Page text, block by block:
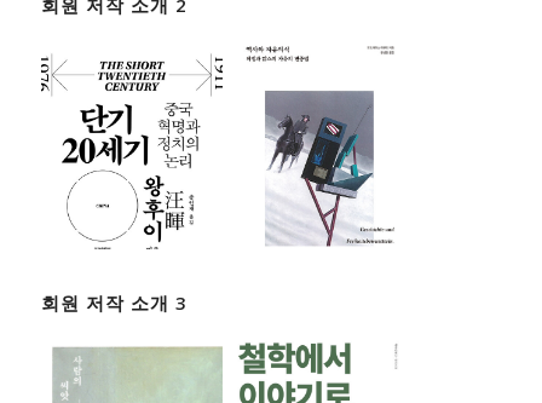
회원 저작 소개 3